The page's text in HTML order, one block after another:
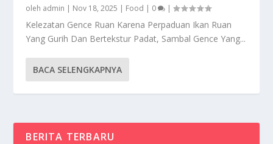
oleh admin | Nov 18, 2025 | Food | 0 |
Kelezatan Gence Ruan Karena Perpaduan Ikan Ruan
Yang Gurih Dan Bertekstur Padat, Sambal Gence Yang...
BACA SELENGKAPNYA
BERITA TERBARU